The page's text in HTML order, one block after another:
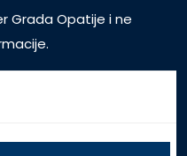
Grada Opatije i ne